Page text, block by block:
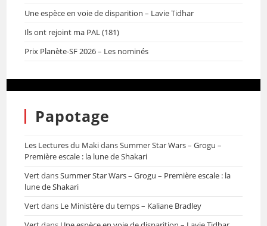
Une espèce en voie de disparition – Lavie Tidhar
Ils ont rejoint ma PAL (181)
Prix Planète-SF 2026 – Les nominés
Papotage
Les Lectures du MakidansSummer Star Wars – Grogu –
Première escale : la lune de Shakari
VertdansSummer Star Wars – Grogu – Première escale : la
lune de Shakari
Vertdans Le Ministère du temps – Kaliane Bradley